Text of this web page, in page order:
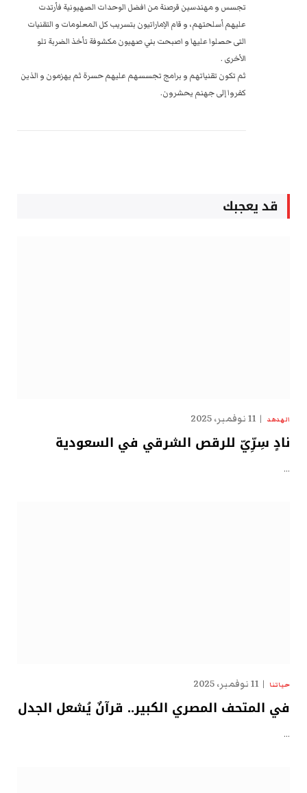
تجسس و مهندسين قرصنة من افضل الوحدات الصهيونية فأرتدت
عليهم أسلحتهم، و قام الإماراتيون بتسريب كل المعلومات و التقنيات
التى حصلوا عليها و اصبحت بني صهيون مكشوفة تأخذ الضربة تلو
الأخرى .
ثم تكون تقنياتهم و برامج تجسسهم عليهم حسرة ثم يهزمون و الذين
كفروا إلى جهنم يحشرون.
قد يعجبك
الهدهد 11 نوفمبر، 2025
نادٍ سِرِّيّ للرقص الشرقي في السعودية
…
حياتنا 11 نوفمبر، 2025
في المتحف المصري الكبير.. قرآنٌ يُشعل الجدل
…